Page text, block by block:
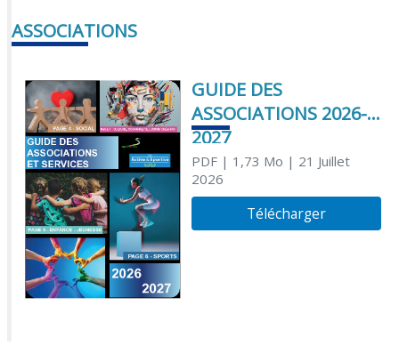
ASSOCIATIONS
GUIDE DES
ASSOCIATIONS 2026-
2027
PDF| 1,73 Mo | 21 Juillet
2026
Télécharger